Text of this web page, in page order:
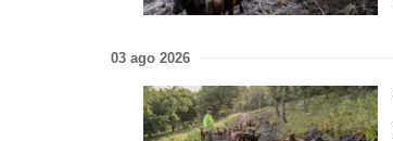
03 ago 2026